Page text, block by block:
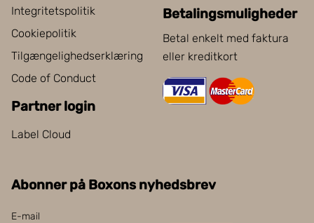
Integritetspolitik
Cookiepolitik
Tilgængelighedserklæring
Code of Conduct
Partner login
Label Cloud
Betalingsmuligheder
Betal enkelt med faktura
eller kreditkort
Abonner på Boxons nyhedsbrev
E-mail